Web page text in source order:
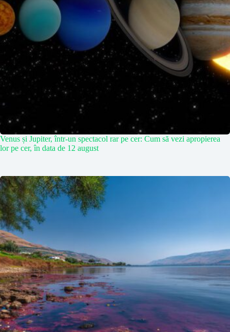
Venus și Jupiter, într-un spectacol rar pe cer: Cum să vezi apropierea
lor pe cer, în data de 12 august